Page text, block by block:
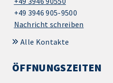
+49 3946 905-9500
Nachricht schreiben
Alle Kontakte
ÖFFNUNGSZEITEN